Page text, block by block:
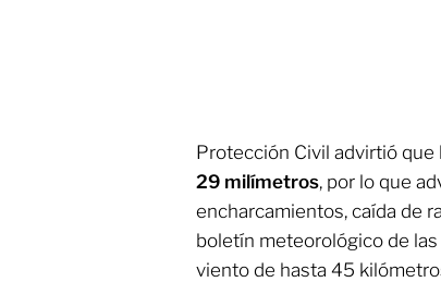
Protección Civil advirtió que
29 milímetros, por lo que
encharcamientos, caída de
boletín meteorológico de
viento de hasta 45